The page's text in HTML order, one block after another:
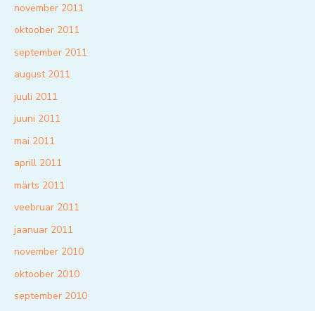
november 2011
oktoober 2011
september 2011
august 2011
juuli 2011
juuni 2011
mai 2011
aprill 2011
märts 2011
veebruar 2011
jaanuar 2011
november 2010
oktoober 2010
september 2010